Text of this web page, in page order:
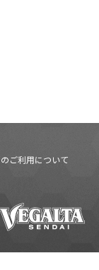
ご利用について